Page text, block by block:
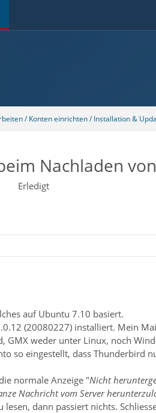
/ Konten einrichten / Installation &
Nachladen
Erledigt
auf Ubuntu 7.10 basiert.
(20080227) installiert. Mein
GMX weder unter Linux, noch
so eingestellt, dass Thunderbird
normale Anzeige "Nicht
Nachricht vom Server
dann passiert nichts.